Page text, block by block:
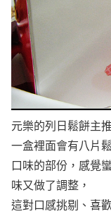
元樂的列日鬆餅主
一盒裡面會有八片
口味的部份，感覺
味又做了調整，
這對口感挑剔、喜